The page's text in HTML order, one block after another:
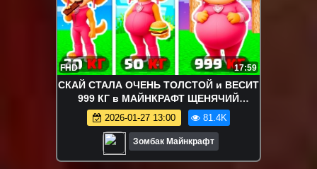
FHD 17:59
СКАЙ СТАЛА ОЧЕНЬ ТОЛСТОЙ и ВЕСИТ
999 КГ в МАЙНКРАФТ ЩЕНЯЧИЙ
ПАТРУЛЬ
2026-01-27 13:00 81.4K
Зомбак Майнкрафт